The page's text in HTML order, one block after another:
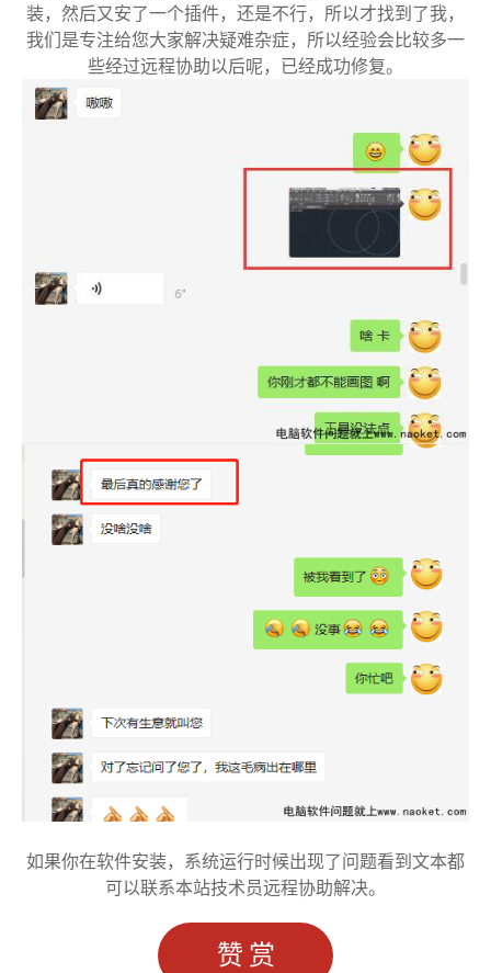
装，然后又安了一个插件，还是不行，所以才找到了我，
我们是专注给您大家解决疑难杂症，所以经验会比较多一
些经过远程协助以后呢，已经成功修复。
如果你在软件安装，系统运行时候出现了问题看到文本都
可以联系本站技术员远程协助解决。
赞赏